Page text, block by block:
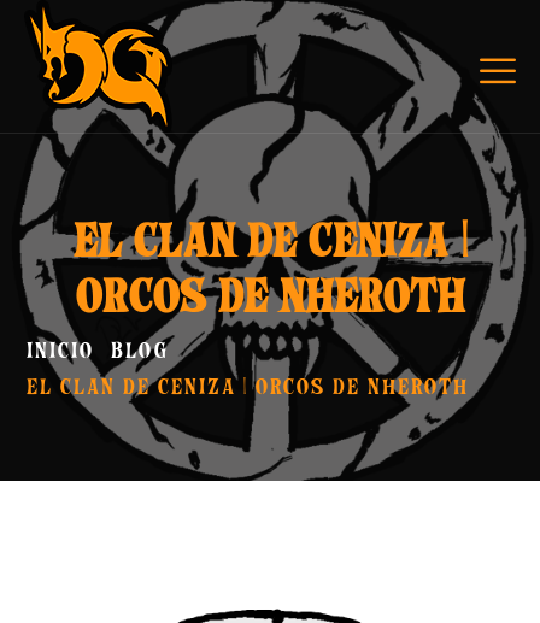
EL CLAN DE CENIZA |
ORCOS DE NHEROTH
INICIO
BLOG
EL CLAN DE CENIZA | ORCOS DE NHEROTH